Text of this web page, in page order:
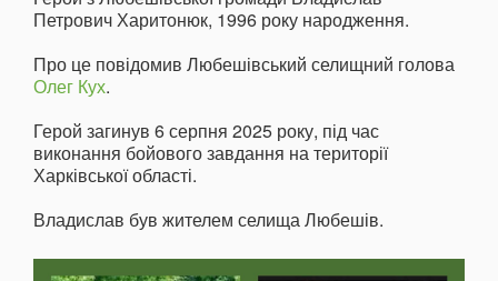
Петрович Харитонюк, 1996 року народження.
Про це повідомив Любешівський селищний голова
Олег Кух.
Герой загинув 6 серпня 2025 року, під час
виконання бойового завдання на території
Харківської області.
Владислав був жителем селища Любешів.